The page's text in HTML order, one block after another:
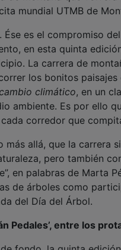
mundial UTMB de
Ése es el compromiso
en esta quinta
La carrera de
los bonitos
climático, en un
ambiente. Es por ello
corredor que
más allá, que la carrera
pero también
en palabras de Marta
de árboles como
del Día del Árbol.
Pedales’, entre los